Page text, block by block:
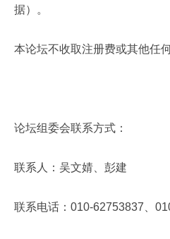
据）。
本论坛不收取注册费或其他任何
论坛组委会联系方式：
联系人：吴文婧、彭建
联系电话： 010-62753837